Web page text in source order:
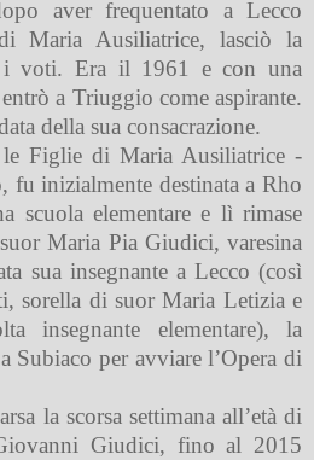
aver frequentato a Lecco
Maria Ausiliatrice, lasciò la
i voti. Era il 1961 e con una
a Triuggio come aspirante.
della sua consacrazione.
Figlie di Maria Ausiliatrice -
fu inizialmente destinata a Rho
scuola elementare e lì rimase
Maria Pia Giudici, varesina
sua insegnante a Lecco (così
sorella di suor Maria Letizia e
insegnante elementare), la
Subiaco per avviare l’Opera di
la scorsa settimana all’età di
Giudici, fino al 2015